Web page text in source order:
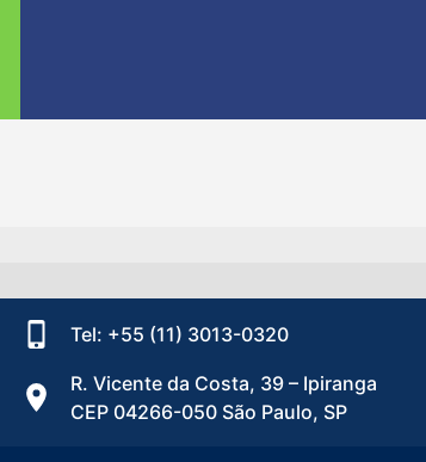
Tel: +55 (11) 3013-0320
R. Vicente da Costa, 39 – Ipiranga
CEP 04266-050 São Paulo, SP